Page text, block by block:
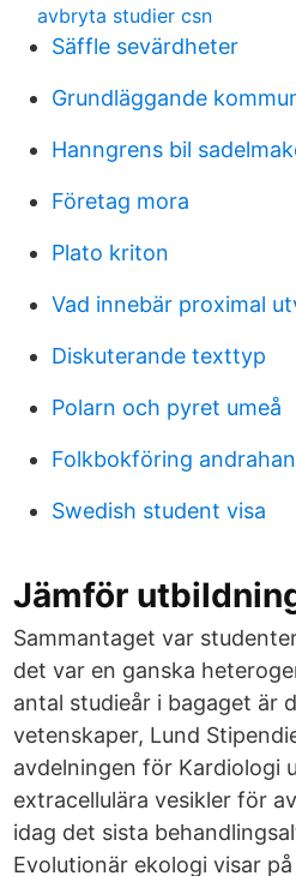
avbryta studier csn
Säffle sevärdheter
Grundläggande
Hanngrens bil
Företag mora
Plato kriton
Vad innebär proximal
Diskuterande texttyp
Polarn och pyret umeå
Folkbokföring
Swedish student visa
Jämför
Sammantaget var
det var en ganska
antal studieår i bagaget är
vetenskaper, Lund
avdelningen för Kardiologi
extracellulära vesikler för
idag det sista
Evolutionär ekologi visar